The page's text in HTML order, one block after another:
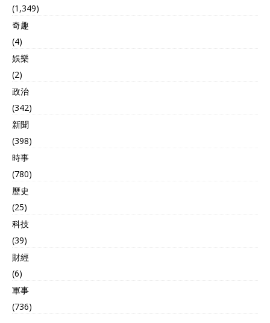
(1,349)
奇趣
(4)
娛樂
(2)
政治
(342)
新聞
(398)
時事
(780)
歷史
(25)
科技
(39)
財經
(6)
軍事
(736)